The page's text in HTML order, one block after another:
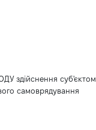
здійснення суб'єктом
самоврядування